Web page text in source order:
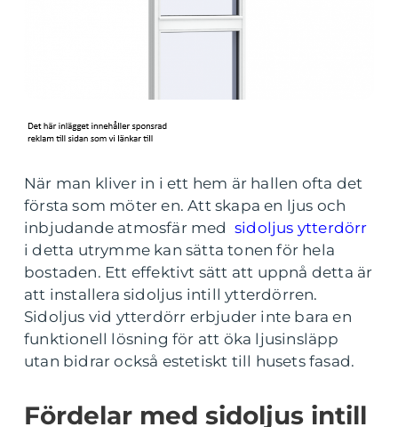
När man kliver in i ett hem är hallen ofta det
första som möter en. Att skapa en ljus och
inbjudande atmosfär med sidoljus ytterdörr
i detta utrymme kan sätta tonen för hela
bostaden. Ett effektivt sätt att uppnå detta är
att installera sidoljus intill ytterdörren.
Sidoljus vid ytterdörr erbjuder inte bara en
funktionell lösning för att öka ljusinsläpp
utan bidrar också estetiskt till husets fasad.
Fördelar med sidoljus intill